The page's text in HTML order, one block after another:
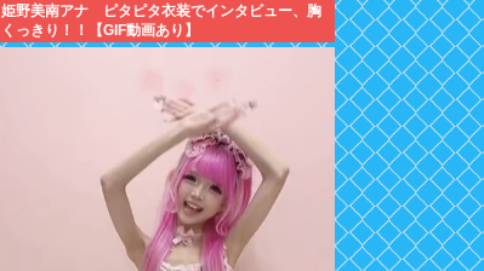
姫野美南アナ ピタピタ衣装でインタビュー、胸
くっきり！！【GIF動画あり】